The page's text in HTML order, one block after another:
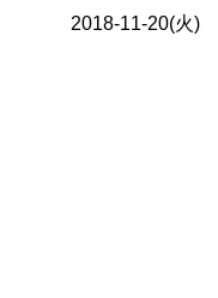
2018-11-20(火)